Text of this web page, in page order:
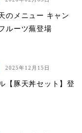
のメニュー キャン
ルーツ蕪登場
2025年12月15日
【豚天丼セット】登